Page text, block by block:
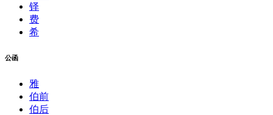
铎
费
希
公函
雅
伯前
伯后